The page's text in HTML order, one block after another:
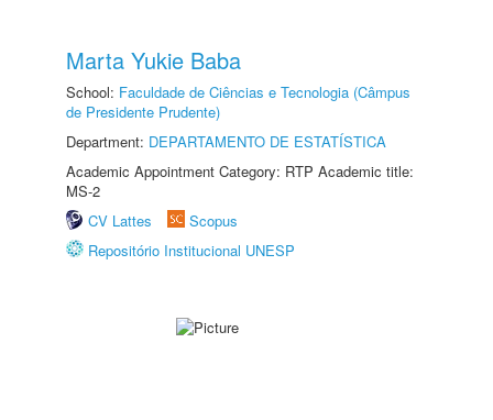
Marta Yukie Baba
School: Faculdade de Ciências e Tecnologia (Câmpus
de Presidente Prudente)
Department: DEPARTAMENTO DE ESTATÍSTICA
Academic Appointment Category: RTP Academic title:
MS-2
CV Lattes
Scopus
Repositório Institucional UNESP